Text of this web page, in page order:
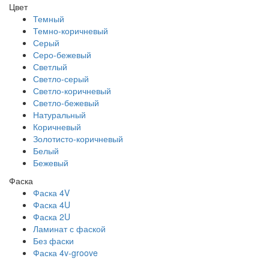
Цвет
Темный
Темно-коричневый
Серый
Серо-бежевый
Светлый
Светло-серый
Светло-коричневый
Светло-бежевый
Натуральный
Коричневый
Золотисто-коричневый
Белый
Бежевый
Фаска
Фаска 4V
Фаска 4U
Фаска 2U
Ламинат с фаской
Без фаски
Фаска 4v-groove